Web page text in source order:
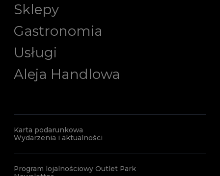
Sklepy
Gastronomia
Usługi
Aleja Handlowa
Karta podarunkowa
Wydarzenia i aktualności
Program lojalnościowy Outlet Park